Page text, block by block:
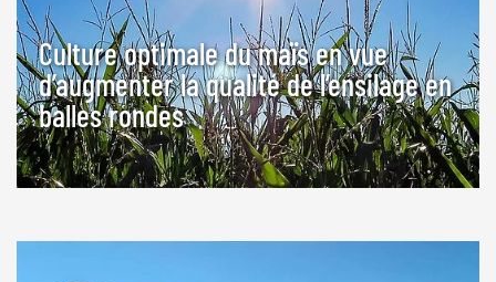
Culture optimale du maïs en vue
d’augmenter la qualité de l’ensilage en
balles rondes